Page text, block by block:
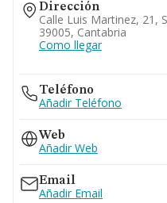
Dirección
Calle Luis Martinez, 21,
39005, Cantabria
Como llegar
Teléfono
Añadir Teléfono
Web
Añadir Web
Email
Añadir Email